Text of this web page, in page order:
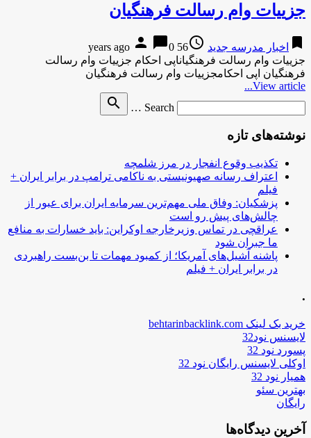
جزییات وام رسالت فرهنگیان
bookmark اخبار مدرسه جدید access_time
56 years ago
person chat_bubble0
جزییات وام رسالت فرهنگیاناپی احکام جزییات وام رسالت
فرهنگیان اپی احکامجزییات وام رسالت فرهنگیان
View article...
Search …
search
نوشته‌های تازه
تکذیب وقوع انفجار در مرز شلمچه
اعتراف رسانه صهیونیستی به ناکامی ترامپ در برابر ایران +
فیلم
پزشکیان: وفاق ملی مهم‌ترین سرمایه ایران برای عبور از
چالش‌های پیش رو است
عراقچی در تماس وزیرخارجه اوکراین: باید خسارات به منافع
ما جبران شود
پاشنه آشیل‌های آمریکا؛ از کمبود مهمات تا بن‌بست راهبردی
در برابر ایران + فیلم
.
خرید بک لینک behtarinbacklink.com
لایسنس نود32
پسورد نود 32
اوکلی لایسنس رایگان نود 32
همیار نود 32
بهترین سئو
رایگان
آخرین دیدگاه‌ها